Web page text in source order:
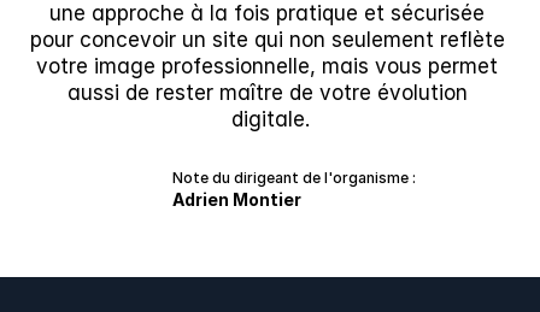
une approche à la fois pratique et sécurisée
pour concevoir un site qui non seulement reflète
votre image professionnelle, mais vous permet
aussi de rester maître de votre évolution
digitale.
Note du dirigeant de l'organisme :
Adrien Montier